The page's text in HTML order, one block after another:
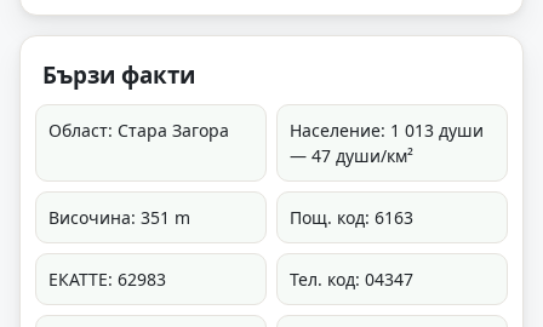
Бързи факти
Област: Стара Загора
Население: 1 013 души
— 47 души/км²
Височина: 351 m Пощ. код: 6163
ЕКАТТЕ: 62983 Тел. код: 04347